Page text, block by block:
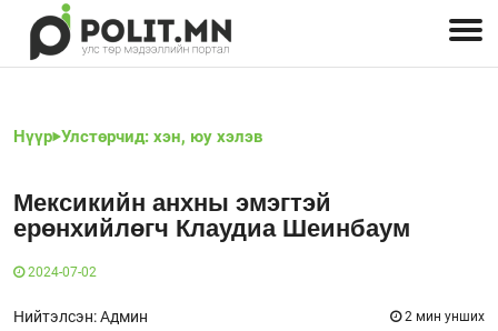
Нүүр Улстөрчид: хэн, юу хэлэв
Мексикийн анхны эмэгтэй
ерөнхийлөгч Клаудиа Шеинбаум
2024-07-02
Нийтэлсэн: Админ 2 мин унших